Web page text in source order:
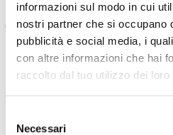
informazioni sul modo in cui
nostri partner che si occupano
pubblicità e social media, i
con altre informazioni che hai
raccolto dal tuo utilizzo dei loro
delNecessari